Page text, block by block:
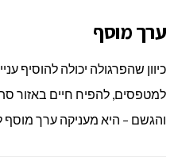
ערך מוסף
כיוון שהפרגולה יכולה להוסיף
למטפסים, להפיח חיים באזור
והגשם – היא מעניקה ערך מוסף